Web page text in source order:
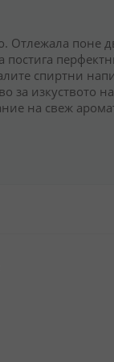
Отлежала поне
постига
спиртни
за изкуството
на свеж